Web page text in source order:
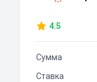
4.5
Сумма
Ставка